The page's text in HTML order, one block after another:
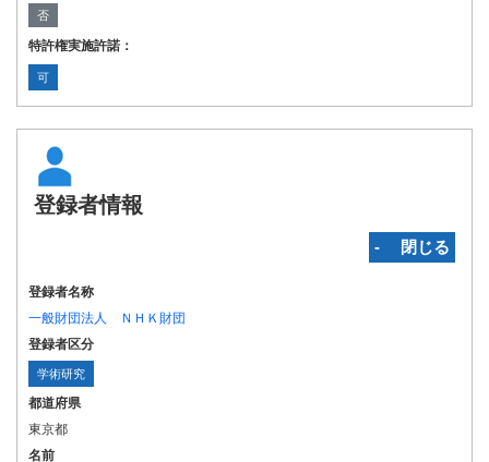
否
特許権実施許諾：
可
登録者情報
‐ 閉じる
登録者名称
一般財団法人 ＮＨＫ財団
登録者区分
学術研究
都道府県
東京都
名前